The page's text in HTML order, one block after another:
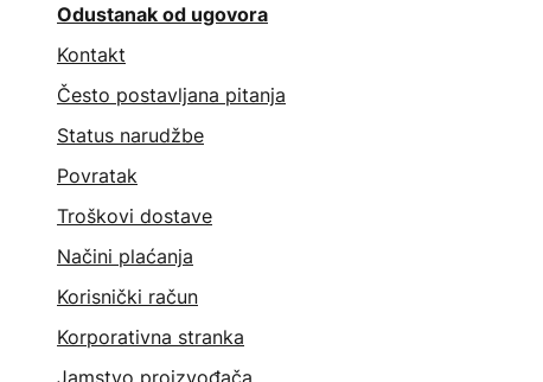
Odustanak od ugovora
Kontakt
Često postavljana pitanja
Status narudžbe
Povratak
Troškovi dostave
Načini plaćanja
Korisnički račun
Korporativna stranka